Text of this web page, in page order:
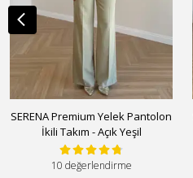
SERENA Premium Yelek Pantolon
İkili Takım - Açık Yeşil
10 değerlendirme